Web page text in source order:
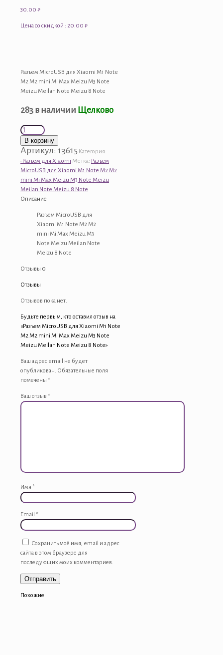
30.00 ₽
Цена со скидкой : 20.00 ₽
Разъем MicroUSB для Xiaomi M1 Note
M2 M2 mini Mi Max Meizu M3 Note
Meizu Meilan Note Meizu 8 Note
283 в наличии Щелково
Количество
товара
Разъем
MicroUSB
для
Xiaomi
M1
Note
Note
Note
8
Note
В корзину
Артикул: 13615 Категория:
-Разъем для Xiaomi Метка: Разъем
MicroUSB для Xiaomi M1 Note M2 M2
mini Mi Max Meizu M3 Note Meizu
Meilan Note Meizu 8 Note
Описание
Разъем MicroUSB для
Xiaomi M1 Note M2 M2
mini Mi Max Meizu M3
Note Meizu Meilan Note
Meizu 8 Note
Отзывы 0
Отзывы
Отзывов пока нет.
Будьте первым, кто оставил отзыв на
«Разъем MicroUSB для Xiaomi M1 Note
M2 M2 mini Mi Max Meizu M3 Note
Meizu Meilan Note Meizu 8 Note»
Ваш адрес email не будет
опубликован. Обязательные поля
помечены *
Ваш отзыв *
Имя *
Email *
Сохранить моё имя, email и адрес
сайта в этом браузере для
последующих моих комментариев.
Похожие